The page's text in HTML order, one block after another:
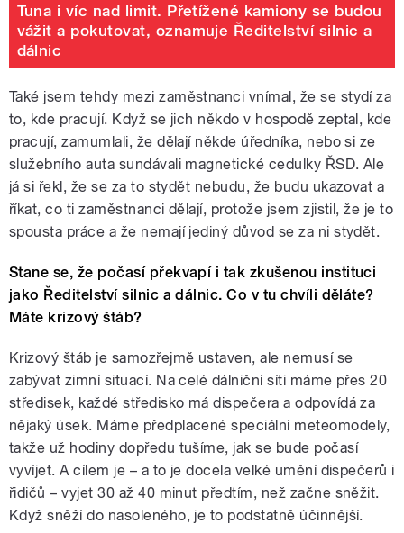
Tuna i víc nad limit. Přetížené kamiony se budou
vážit a pokutovat, oznamuje Ředitelství silnic a
dálnic
Také jsem tehdy mezi zaměstnanci vnímal, že se stydí za
to, kde pracují. Když se jich někdo v hospodě zeptal, kde
pracují, zamumlali, že dělají někde úředníka, nebo si ze
služebního auta sundávali magnetické cedulky ŘSD. Ale
já si řekl, že se za to stydět nebudu, že budu ukazovat a
říkat, co ti zaměstnanci dělají, protože jsem zjistil, že je to
spousta práce a že nemají jediný důvod se za ni stydět.
Stane se, že počasí překvapí i tak zkušenou instituci
jako Ředitelství silnic a dálnic. Co v tu chvíli děláte?
Máte krizový štáb?
Krizový štáb je samozřejmě ustaven, ale nemusí se
zabývat zimní situací. Na celé dálniční síti máme přes 20
středisek, každé středisko má dispečera a odpovídá za
nějaký úsek. Máme předplacené speciální meteomodely,
takže už hodiny dopředu tušíme, jak se bude počasí
vyvíjet. A cílem je – a to je docela velké umění dispečerů i
řidičů – vyjet 30 až 40 minut předtím, než začne sněžit.
Když sněží do nasoleného, je to podstatně účinnější.